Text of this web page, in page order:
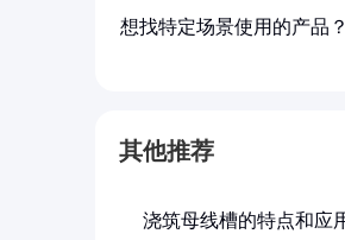
想找特定场景使用的产品
其他推荐
浇筑母线槽的特点和应